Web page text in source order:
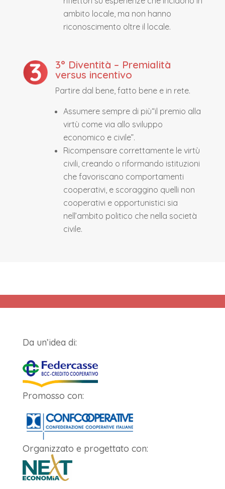
ambito locale, ma non hanno
riconoscimento oltre il locale.
3° Diventità – Premialità
versus incentivo
Partire dal bene, fatto bene e in rete.
Assumere sempre di più“il premio alla
virtù come via allo sviluppo
economico e civile”.
Ricompensare correttamente le virtù
civili, creando o riformando istituzioni
che favoriscano comportamenti
cooperativi, e scoraggino quelli non
cooperativi e opportunistici sia
nell’ambito politico che nella società
civile.
Da un’idea di:
Promosso con:
Organizzato e progettato con: